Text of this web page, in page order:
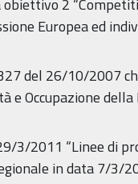
2
Europea ed
del 26/10/2007
Occupazione della
3/2011 “Linee di
in data 7/3/